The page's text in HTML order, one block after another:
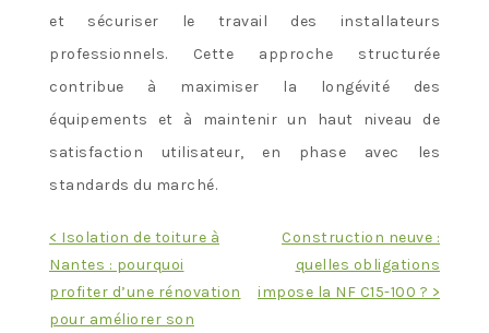
et sécuriser le travail des installateurs
professionnels. Cette approche structurée
contribue à maximiser la longévité des
équipements et à maintenir un haut niveau de
satisfaction utilisateur, en phase avec les
standards du marché.
Navigation
l’article
< Isolation de toiture à
Nantes : pourquoi
profiter d’une rénovation
pour améliorer son
Construction neuve :
quelles obligations
impose la NF C15-100 ? >